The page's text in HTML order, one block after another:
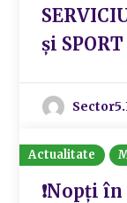
și SPORT
Actualitate
❗Nopți